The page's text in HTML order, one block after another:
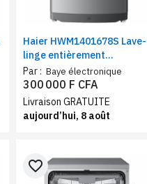
Haier HWM1401678S Lave-
linge entièrement
automatique | Commande
arrière, Filtre bionique |
Vitesse 1200 tr/min, 14 Kg
Par : Baye électronique
300 000 F CFA
Livraison GRATUITE
aujourd’hui, 8 août
favorite_border